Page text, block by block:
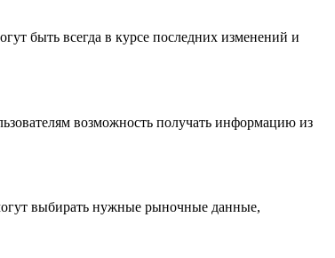
быть всегда в курсе последних изменений и
возможность получать информацию из
выбирать нужные рыночные данные,